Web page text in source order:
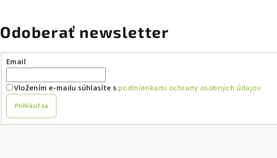
Odoberať newsletter
Email
Vložením e-mailu súhlasíte s podmienkami ochrany osobných údajov
Prihlásiť sa